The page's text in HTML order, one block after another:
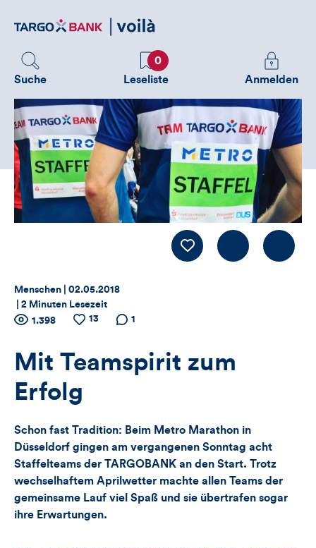
zum
Suche
Favoriten
0
Leseliste
Melden
Sie
an
um
zusätzliche
zu
sehen
Anmelden
LIKE Kommentieren
Thema:
Menschen | Datum:
02.05.2018
2 Minuten Lesezeit
Zähler
für
Views,
und
Kommentare
dieses
Anzahl
1.398
Anzahl
13
Anzahl der
1
Mit Teamspirit zum
Erfolg
Schon fast Tradition: Beim Metro Marathon in
Düsseldorf gingen am vergangenen Sonntag acht
Staffelteams der TARGOBANK an den Start. Trotz
wechselhaftem Aprilwetter machte allen Teams der
gemeinsame Lauf viel Spaß und sie übertrafen sogar
ihre Erwartungen.